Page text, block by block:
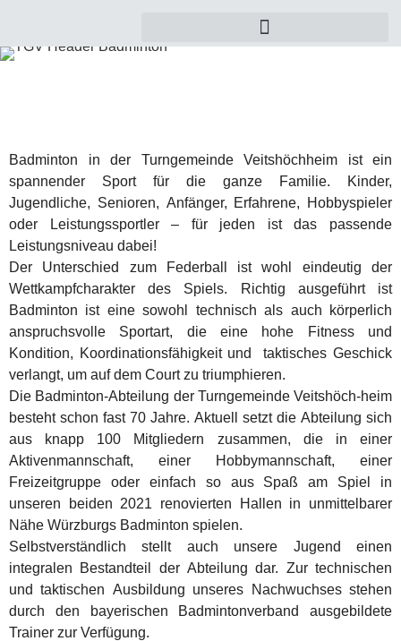
Badminton in der Turngemeinde Veitshöchheim ist ein
spannender Sport für die ganze Familie. Kinder,
Jugendliche, Senioren, Anfänger, Erfahrene, Hobbyspieler
oder Leistungssportler – für jeden ist das passende
Leistungsniveau dabei!
Der Unterschied zum Federball ist wohl eindeutig der
Wettkampfcharakter des Spiels. Richtig ausgeführt ist
Badminton ist eine sowohl technisch als auch körperlich
anspruchsvolle Sportart, die eine hohe Fitness und
Kondition, Koordinationsfähigkeit und taktisches Geschick
verlangt, um auf dem Court zu triumphieren.
Die Badminton-Abteilung der Turngemeinde Veitshöch-heim
besteht schon fast 70 Jahre. Aktuell setzt die Abteilung sich
aus knapp 100 Mitgliedern zusammen, die in einer
Aktivenmannschaft, einer Hobbymannschaft, einer
Freizeitgruppe oder einfach so aus Spaß am Spiel in
unseren beiden 2021 renovierten Hallen in unmittelbarer
Nähe Würzburgs Badminton spielen.
Selbstverständlich stellt auch unsere Jugend einen
integralen Bestandteil der Abteilung dar. Zur technischen
und taktischen Ausbildung unseres Nachwuchses stehen
durch den bayerischen Badmintonverband ausgebildete
Trainer zur Verfügung.